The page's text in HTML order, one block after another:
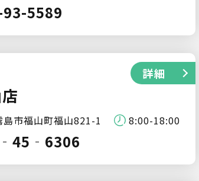
5589
島市福山町福山821-1 8:00-18:00
詳細